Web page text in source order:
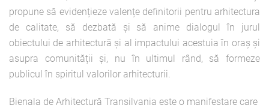
propune să evidențieze valențe definitorii pentru arhitectura
de calitate, să dezbată și să anime dialogul în jurul
obiectului de arhitectură și al impactului acestuia în oraș și
asupra comunității și, nu în ultimul rând, să formeze
publicul în spiritul valorilor arhitecturii.
Bienala de Arhitectură Transilvania este o manifestare care